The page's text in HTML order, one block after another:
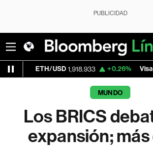
PUBLICIDAD
1,918.933 +0.26% Visa 362.50 -
MUNDO
Los BRICS
expansión; más